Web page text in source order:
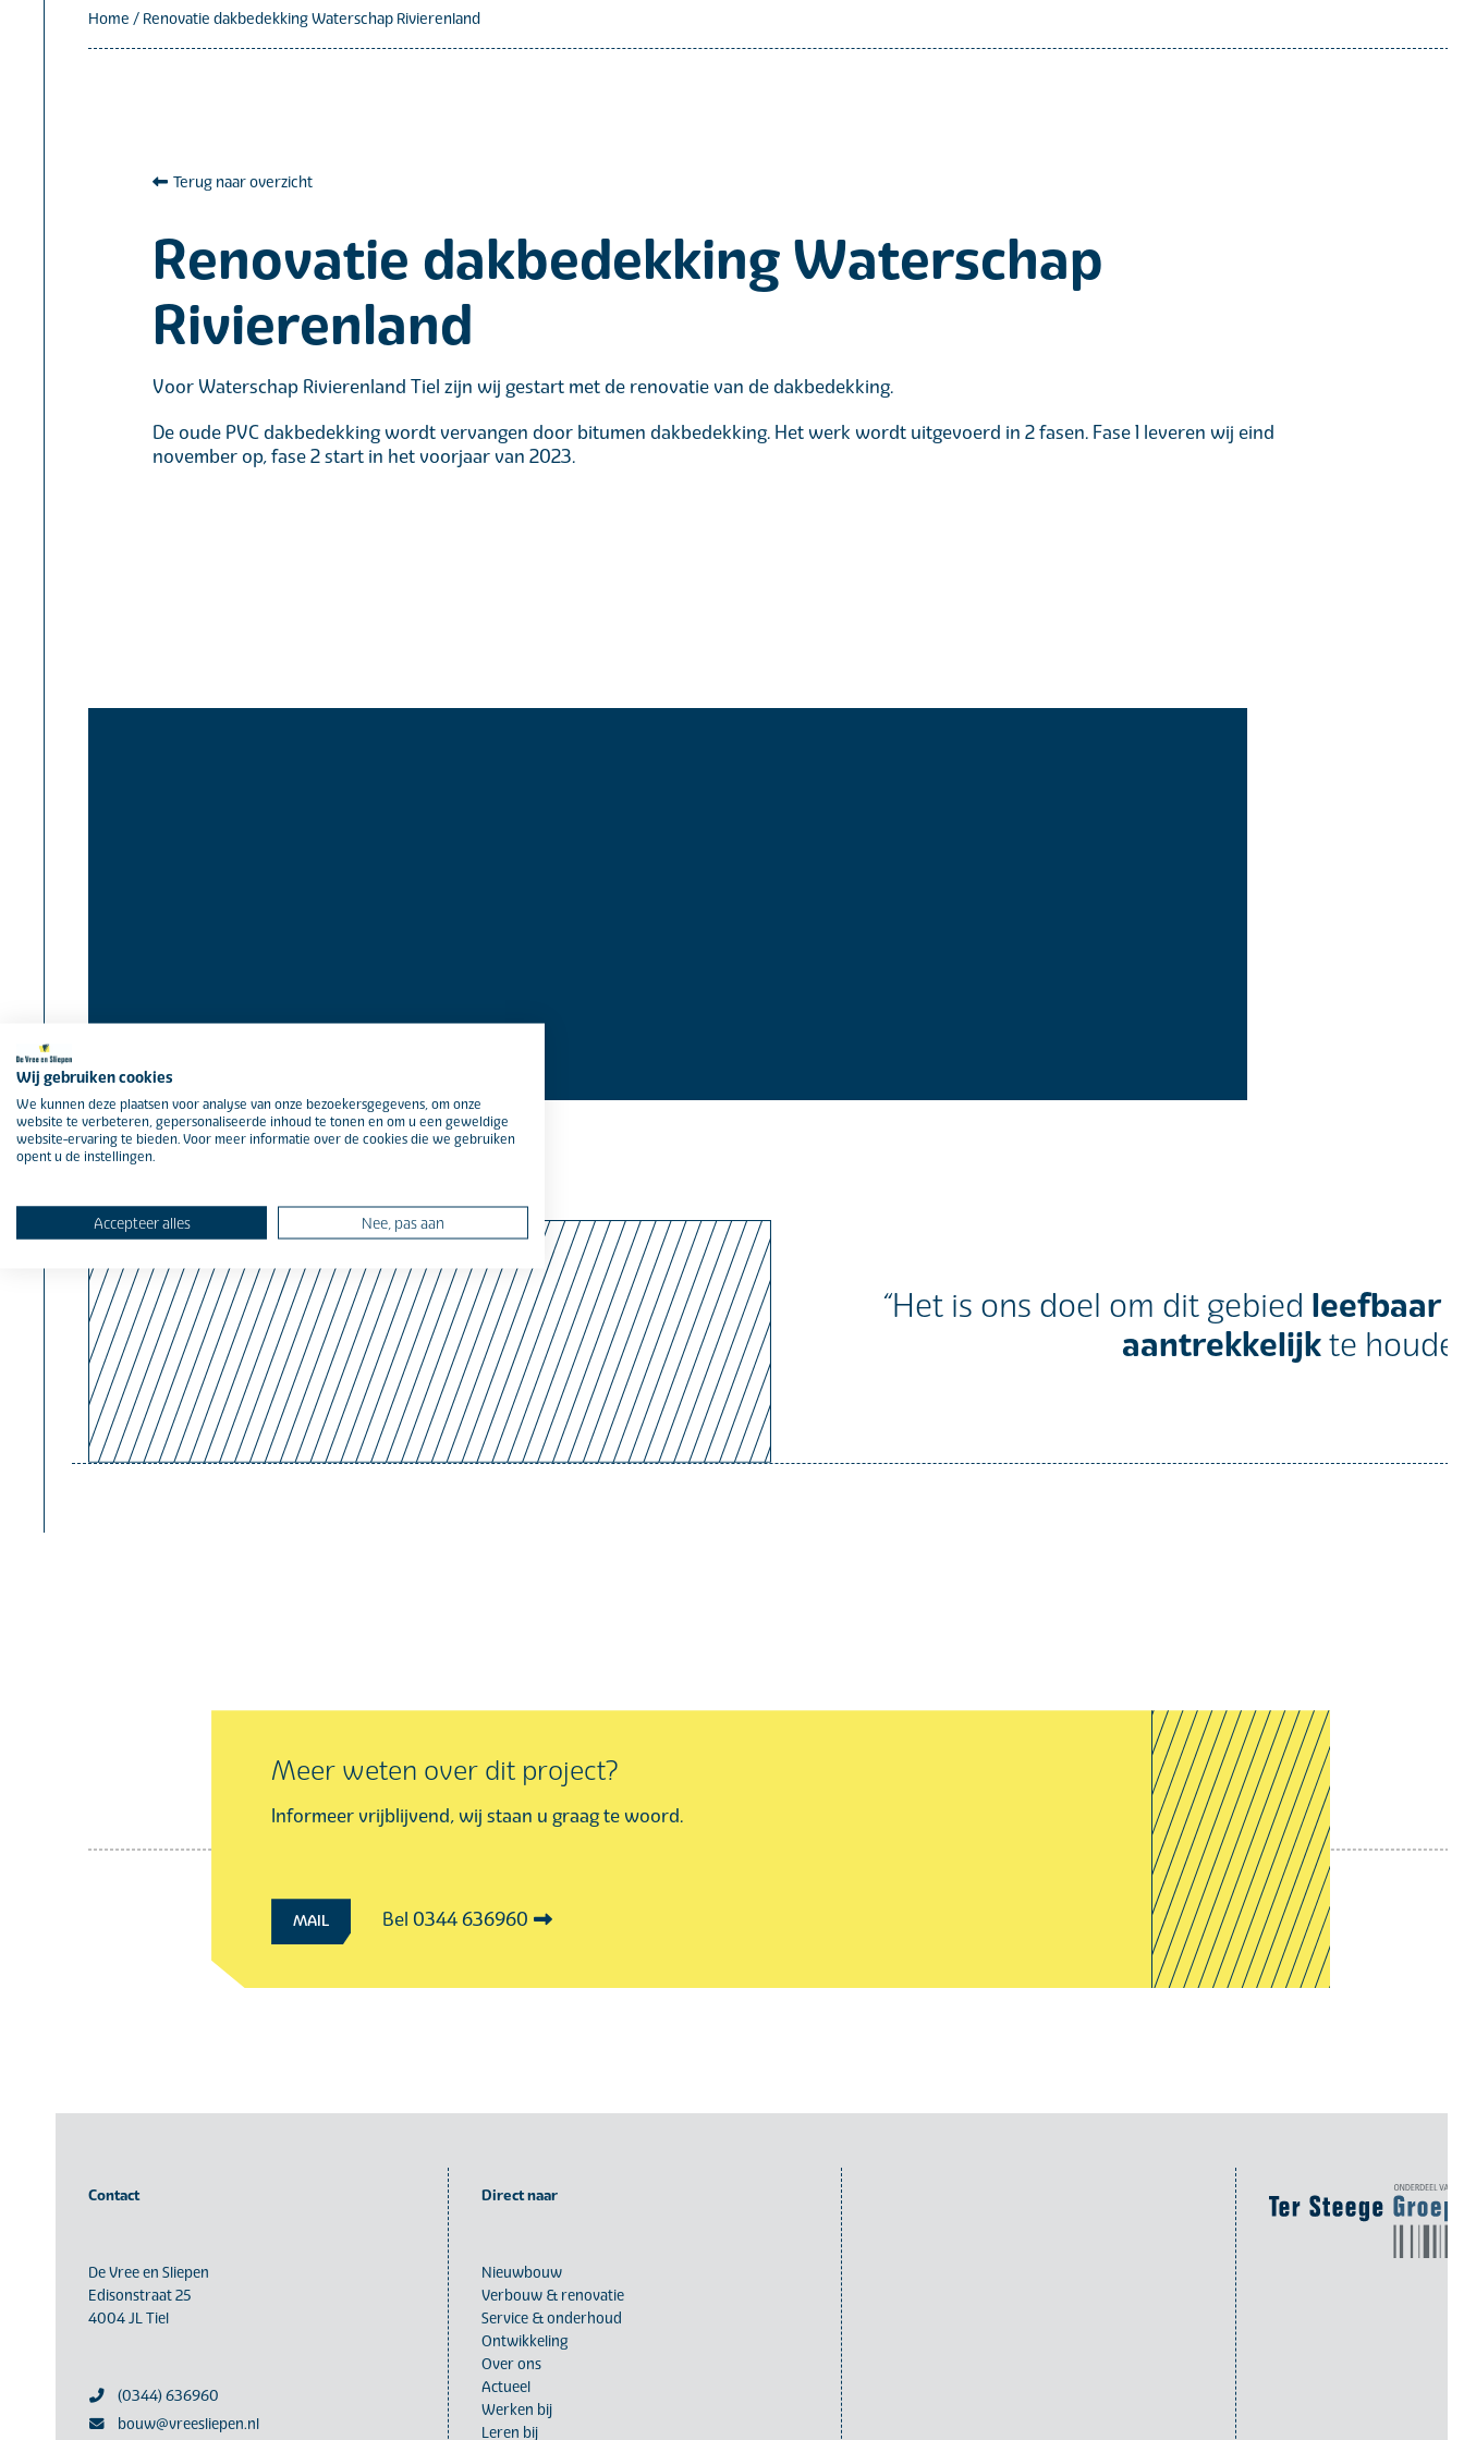
Home / Renovatie dakbedekking Waterschap Rivierenland
Terug naar overzicht
Renovatie dakbedekking Waterschap
Rivierenland
Voor Waterschap Rivierenland Tiel zijn wij gestart met de renovatie van de dakbedekking.
De oude PVC dakbedekking wordt vervangen door bitumen dakbedekking. Het werk wordt uitgevoerd in 2 fasen. Fase 1 leveren wij eind
november op, fase 2 start in het voorjaar van 2023.
“Het is ons doel om dit gebied leefbaar
aantrekkelijkte
Meer weten over dit project?
Informeer vrijblijvend, wij staan u graag te woord.
MAIL Bel 0344 636960
Contact
De Vree en Sliepen
Edisonstraat 25
4004 JL Tiel
(0344) 636960
bouw@vreesliepen.nl
Direct naar
Nieuwbouw
Verbouw & renovatie
Service & onderhoud
Ontwikkeling
Over ons
Actueel
Werken bij
Leren bij
Wij gebruiken cookies
We kunnen deze plaatsen voor analyse van onze bezoekersgegevens, om onze
website te verbeteren, gepersonaliseerde inhoud te tonen en om u een geweldige
website-ervaring te bieden. Voor meer informatie over de cookies die we gebruiken
opent u de instellingen.
Accepteer alles Nee, pas aan